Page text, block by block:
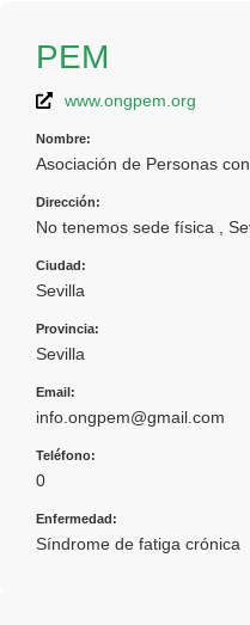
PEM
www.ongpem.org
Nombre:
Asociación de Personas
Dirección:
No tenemos sede física ,
Ciudad:
Sevilla
Provincia:
Sevilla
Email:
info.ongpem@gmail.com
Teléfono:
0
Enfermedad:
Síndrome de fatiga crónica